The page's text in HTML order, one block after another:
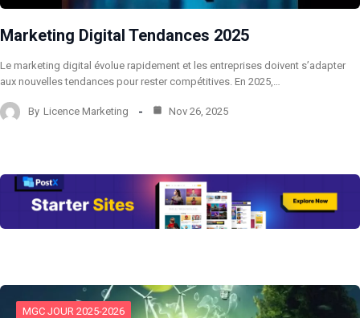
Marketing Digital Tendances 2025
Le marketing digital évolue rapidement et les entreprises doivent s’adapter
aux nouvelles tendances pour rester compétitives. En 2025,…
By Licence Marketing Nov 26, 2025
MGC JOUR 2025-2026